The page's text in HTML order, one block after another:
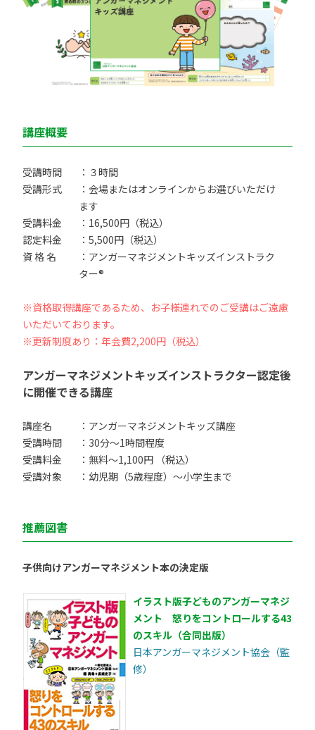
講座概要
受講時間
：３時間
受講形式
：会場またはオンラインからお選びいただけ
ます
受講料金
：16,500円（税込）
認定料金
：5,500円（税込）
資 格 名
：アンガーマネジメントキッズインストラク
ター®
※資格取得講座であるため、お子様連れでのご受講はご遠慮
いただいております。
※更新制度あり：年会費2,200円（税込）
アンガーマネジメントキッズインストラクター認定後
に開催できる講座
講座名
：アンガーマネジメントキッズ講座
受講時間
：30分〜1時間程度
受講料金
：無料〜1,100円 （税込）
受講対象
：幼児期（5歳程度）〜小学生まで
推薦図書
子供向けアンガーマネジメント本の決定版
イラスト版子どものアンガーマネジ
メント 怒りをコントロールする43
のスキル（合同出版）
日本アンガーマネジメント協会（監
修）